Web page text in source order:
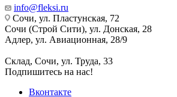
info@fleksi.ru
Сочи, ул. Пластунская, 72
Сочи (Строй Сити), ул. Донская, 28
Адлер, ул. Авиационная, 28/9
Склад, Сочи, ул. Труда, 33
Подпишитесь на нас!
Вконтакте